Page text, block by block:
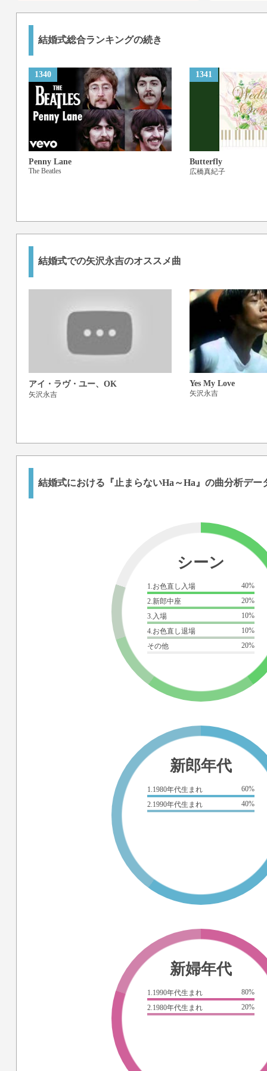
結婚式総合ランキングの続き
1340
Penny Lane
The Beatles
1341
Butterfly
広橋真紀子
結婚式での矢沢永吉のオススメ曲
アイ・ラヴ・ユー、OK
矢沢永吉
Yes My Love
矢沢永吉
結婚式における『止まらないHa～Ha』の曲分析デー
シーン
1.お色直し入場
40%
2.新郎中座
20%
3.入場
10%
4.お色直し退場
10%
その他
20%
新郎年代
1.1980年代生まれ
60%
2.1990年代生まれ
40%
新婦年代
1.1990年代生まれ
80%
2.1980年代生まれ
20%